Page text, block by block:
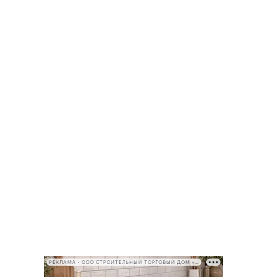
РЕКЛАМА • ООО СТРОИТЕЛЬНЫЙ ТОРГОВЫЙ ДОМ «ПЕТРОВИЧ», ИНН 7802348846